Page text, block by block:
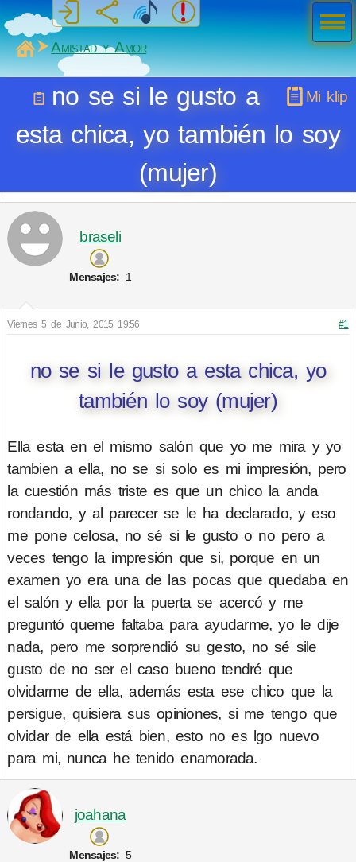
MiSabueso
Amistad y Amor
Mi klip
no se si le gusto a
esta chica, yo también lo soy
(mujer)
braseli
Mensajes: 1
Viernes 5 de Junio, 2015 19:56 #1
no se si le gusto a esta chica, yo
también lo soy (mujer)
Ella esta en el mismo salón que yo me mira y yo
tambien a ella, no se si solo es mi impresión, pero
la cuestión más triste es que un chico la anda
rondando, y al parecer se le ha declarado, y eso
me pone celosa, no sé si le gusto o no pero a
veces tengo la impresión que si, porque en un
examen yo era una de las pocas que quedaba en
el salón y ella por la puerta se acercó y me
preguntó queme faltaba para ayudarme, yo le dije
nada, pero me sorprendió su gesto, no sé sile
gusto de no ser el caso bueno tendré que
olvidarme de ella, además esta ese chico que la
persigue, quisiera sus opiniones, si me tengo que
olvidar de ella está bien, esto no es lgo nuevo
para mi, nunca he tenido enamorada.
joahana
Mensajes: 5
Men
ú